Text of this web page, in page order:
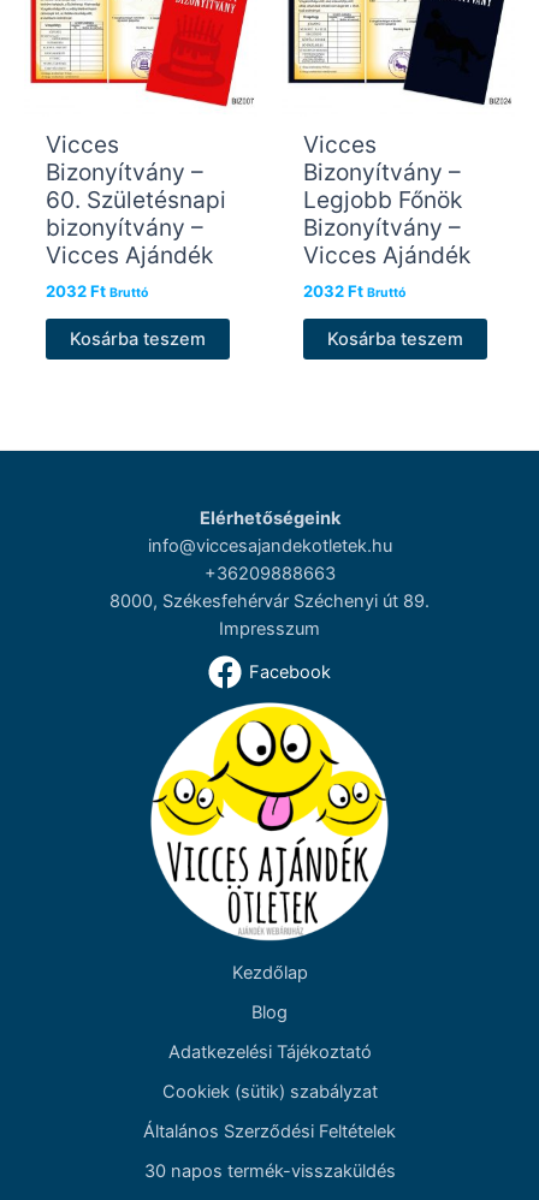
Vicces
Bizonyítvány –
60. Születésnapi
bizonyítvány –
Vicces Ajándék
2032Ft Bruttó
Kosárba teszem
Vicces
Bizonyítvány –
Legjobb Főnök
Bizonyítvány –
Vicces Ajándék
2032Ft Bruttó
Kosárba teszem
Elérhetőségeink
info@viccesajandekotletek.hu
+36209888663
8000, Székesfehérvár Széchenyi út 89.
Impresszum
Facebook
Kezdőlap
Blog
Adatkezelési Tájékoztató
Cookiek (sütik) szabályzat
Általános Szerződési Feltételek
30 napos termék-visszaküldés